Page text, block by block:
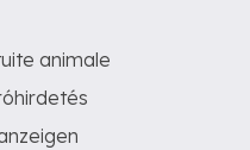
animale